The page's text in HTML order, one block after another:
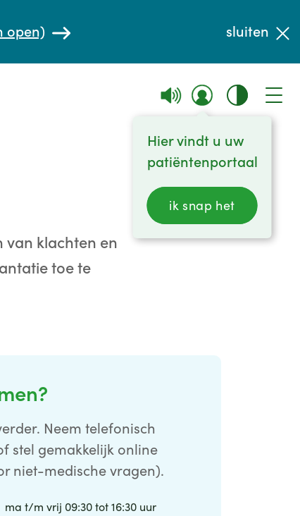
open) sluiten
Hier vindt u uw
patiëntenportaal
ik snap het
van klachten en
toe te
Neem telefonisch
stel gemakkelijk online
niet-medische vragen).
ma t/m vrij 09:30 tot 16:30 uur